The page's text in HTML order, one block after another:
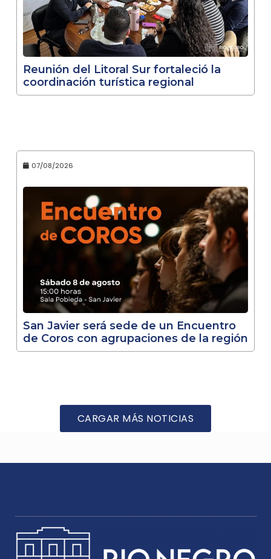
Reunión del Litoral Sur fortaleció la
coordinación turística regional
07/08/2026
San Javier será sede de un Encuentro
de Coros con agrupaciones de la región
CARGAR MÁS NOTICIAS